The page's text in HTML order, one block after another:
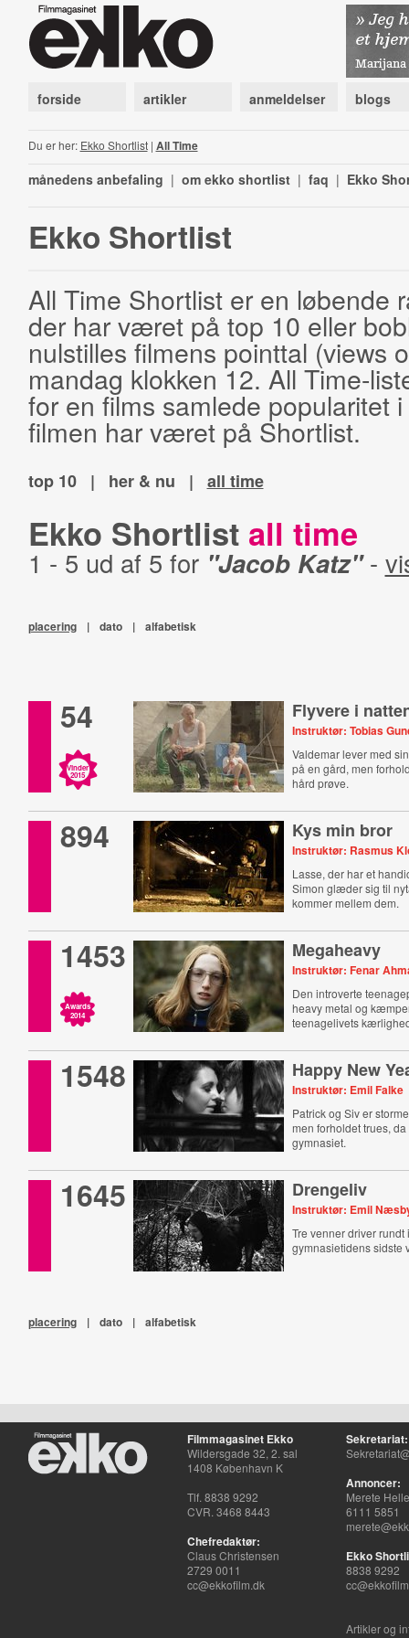
forside artikler anmeldelser blogs
Du er her: Ekko Shortlist| All Time
månedens anbefaling | om ekko shortlist | faq | Ekko
Ekko Shortlist
All Time Shortlist er en løbende
der har været på top 10 eller
nulstilles filmens pointtal (views
mandag klokken 12. All Time-
for en films samlede popularitet
filmen har været på Shortlist.
top 10 | her & nu | all time
Ekko Shortlist all time
1 - 5 ud af 5 for "Jacob Katz"-
placering | dato | alfabetisk
54
Vinder
2015
Flyvere i
Instruktør: Tobias
Valdemar lever med
på en gård, men
hård prøve.
894 Kys min bror
Instruktør: Rasmus
Lasse, der har et
Simon glæder sig til
kommer mellem dem.
1453
Awards
2014
Megaheavy
Instruktør: Fenar
Den introverte
heavy metal og
teenagelivets
1548 Happy New
Instruktør: Emil Falke
Patrick og Siv er
men forholdet trues,
gymnasiet.
1645 Drengeliv
Instruktør: Emil
Tre venner driver
gymnasietidens sidste
placering | dato | alfabetisk
Filmmagasinet Ekko
Wildersgade 32, 2. sal
1408 København K
Tlf. 8838 9292
CVR. 3468 8443
Chefredaktør:
Claus Christensen
2729 0011
cc@ekkofilm.dk
Sekretariat:
Annoncer:
Merete
6111 5851
Ekko
8838 9292
Artikler og